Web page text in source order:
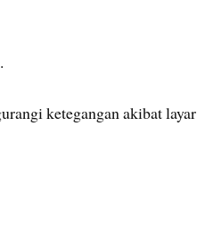
ketegangan akibat layar